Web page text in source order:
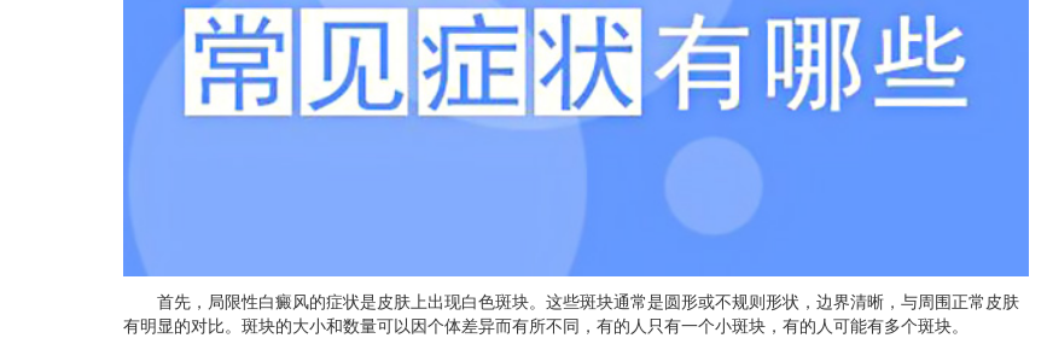
首先，局限性白癜风的症状是皮肤上出现白色斑块。这些斑块通常是圆形或不规则形状，边界清晰，与周围正常皮肤
有明显的对比。斑块的大小和数量可以因个体差异而有所不同，有的人只有一个小斑块，有的人可能有多个斑块。